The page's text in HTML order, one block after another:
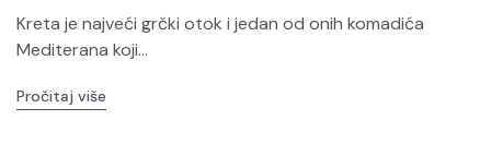
Kreta je najveći grčki otok i jedan od onih komadića
Mediterana koji...
Pročitaj više